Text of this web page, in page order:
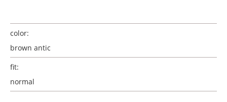
color:
brown antic
fit:
normal